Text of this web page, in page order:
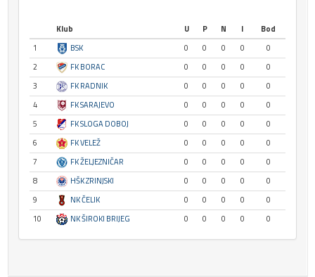
Klub U P N I
Bod
1
BSK 0 0 0 0
0
2
FK BORAC 0 0 0 0
0
3
FK RADNIK 0 0 0 0
0
4
FK SARAJEVO 0 0 0 0
0
5
FK SLOGA DOBOJ 0 0 0 0
0
6
FK VELEŽ 0 0 0 0
0
7
FK ŽELJEZNIČAR 0 0 0 0
0
8
HŠK ZRINJSKI 0 0 0 0
0
9
NK ČELIK 0 0 0 0
0
10
NK ŠIROKI BRIJEG 0 0 0 0 0